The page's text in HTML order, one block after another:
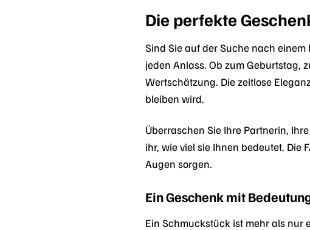
Die perfekte
Sind Sie auf der Suche nach
jeden Anlass. Ob zum Geburtstag,
Wertschätzung. Die zeitlose
bleiben wird.
Überraschen Sie Ihre Partnerin,
ihr, wie viel sie Ihnen bedeutet.
Augen sorgen.
Ein Geschenk mit
Ein Schmuckstück ist mehr als nur